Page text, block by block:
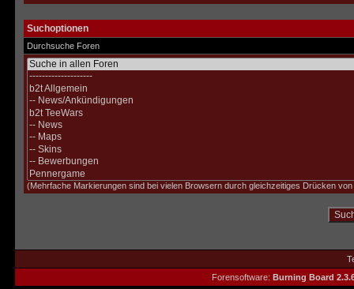
Suchoptionen
Durchsuche Foren
(Mehrfache Markierungen sind bei vielen Browsern durch gleichzeitiges Drücken
Forensoftware: Burning Board